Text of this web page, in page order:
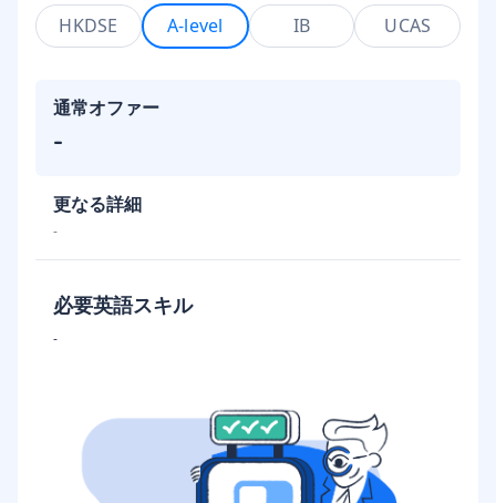
HKDSE A-level IB UCAS
通常オファー
-
更なる詳細
-
必要英語スキル
-